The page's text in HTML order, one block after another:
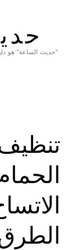
"حديث الساعة" هو